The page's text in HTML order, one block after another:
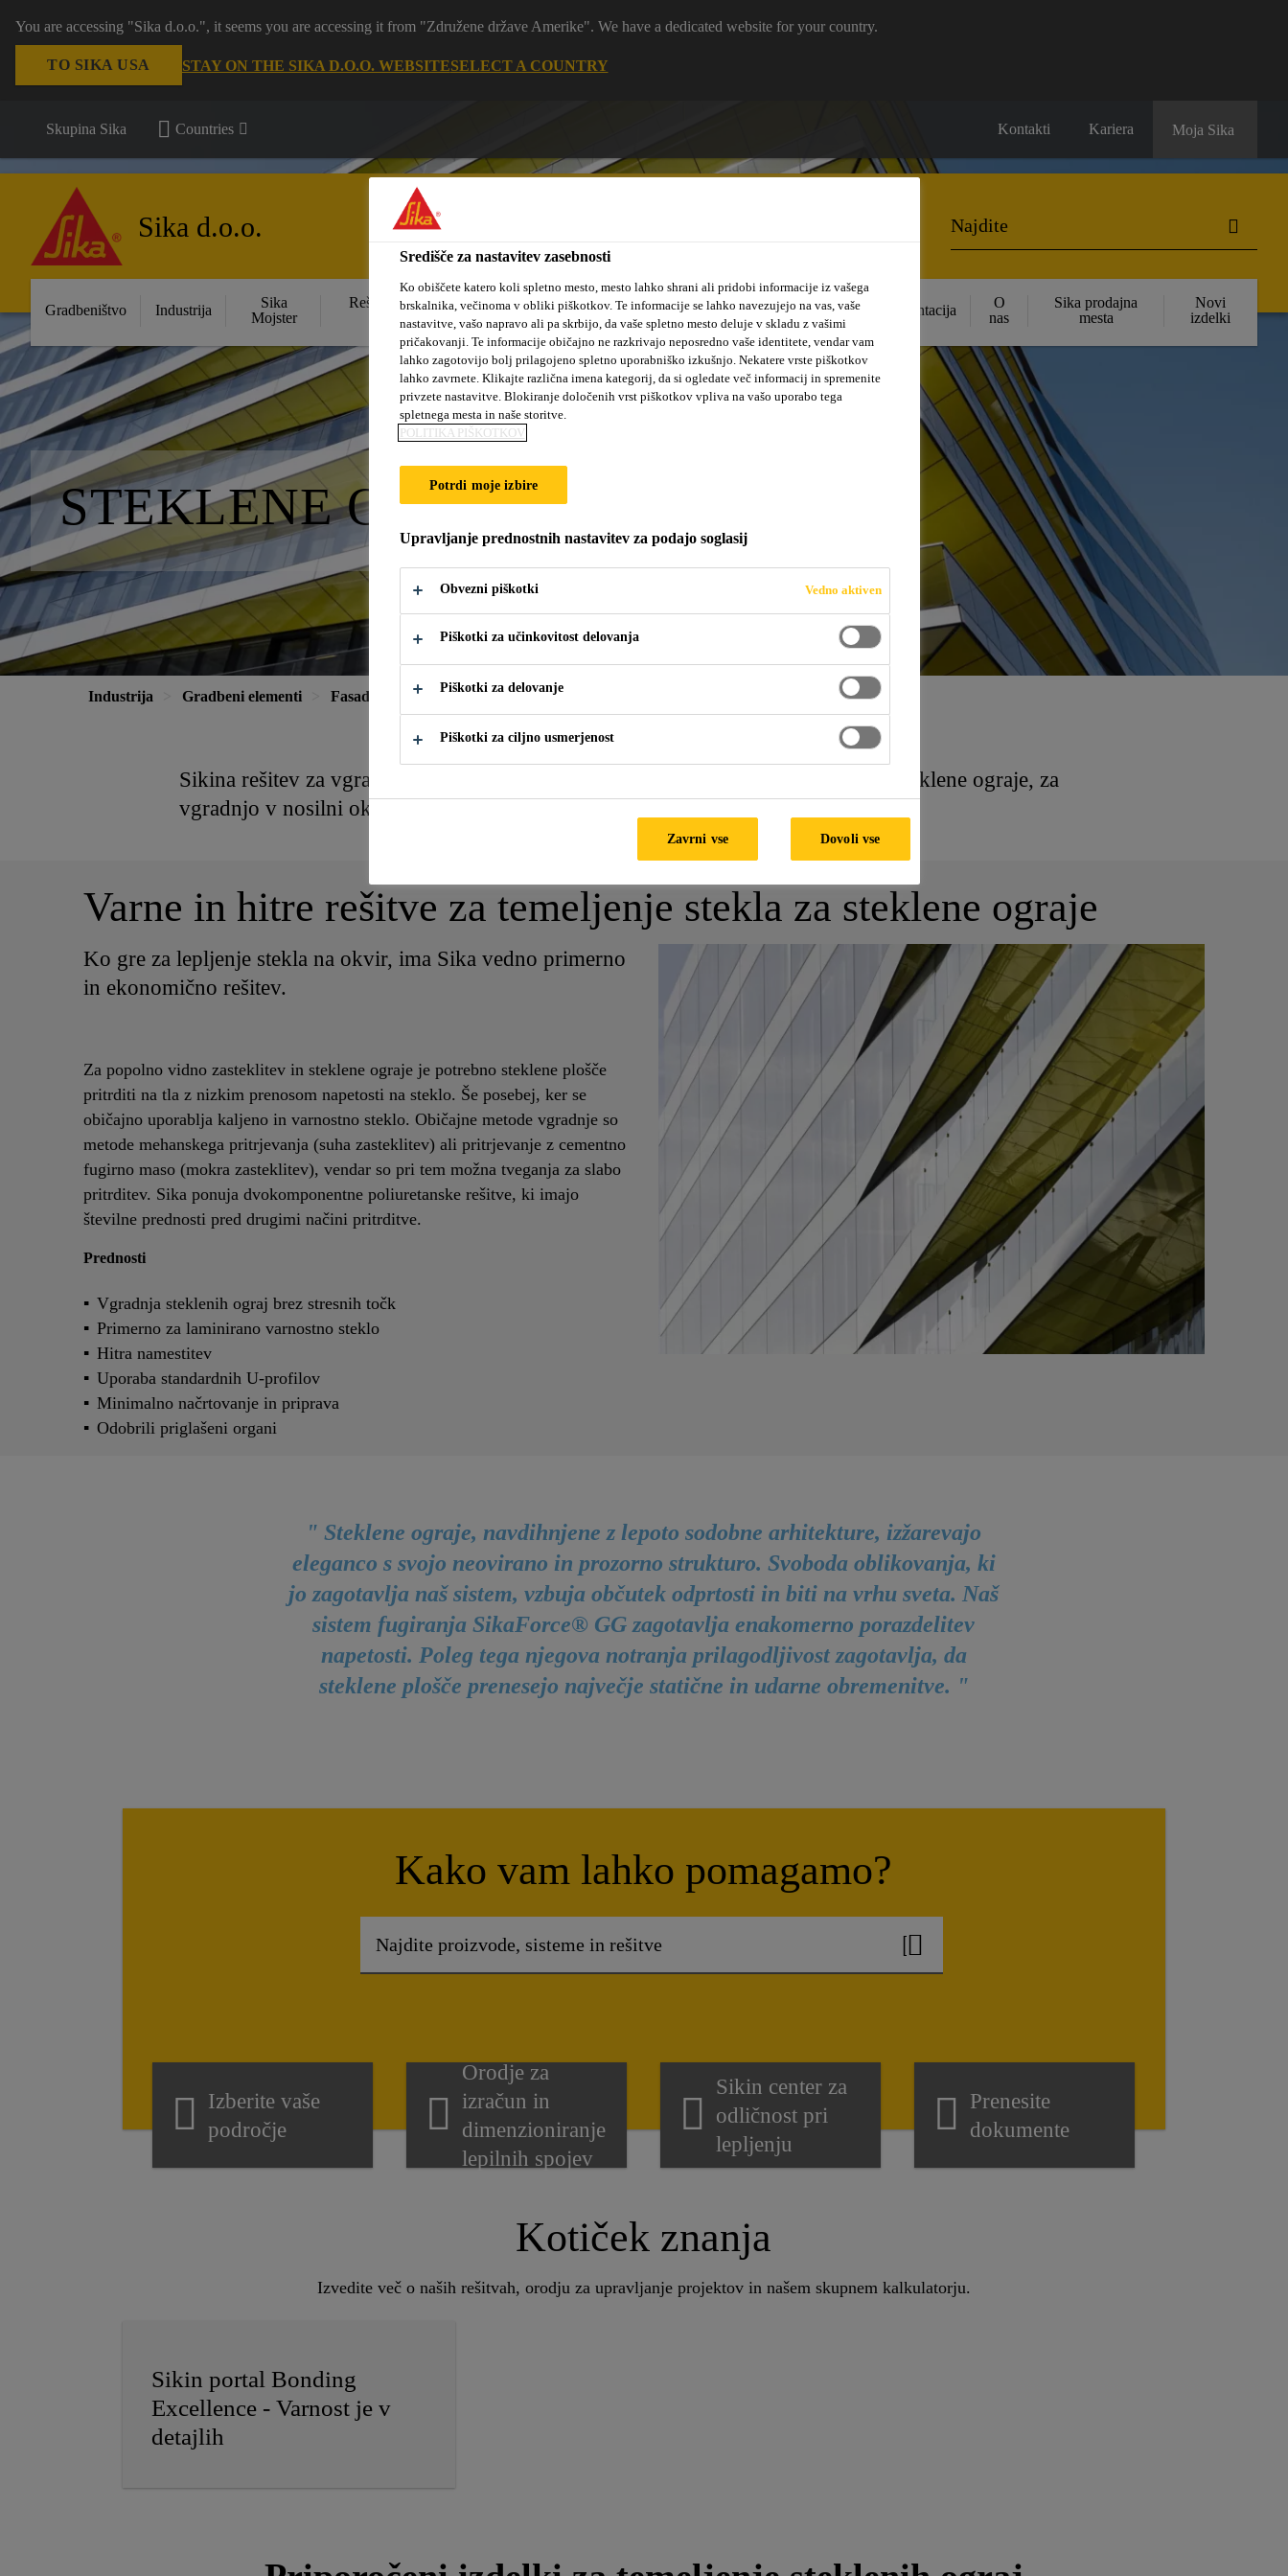
You are accessing "Sika d.o.o.", it seems you are accessing it from "Združene države Amerike". We have a dedicated website for your country.
TO SIKA USA STAY ON THE SIKA D.O.O. WEBSITESELECT A COUNTRY
Skupina Sika Countries Kontakti Kariera Moja Sika
Sika d.o.o.
Gradbeništvo Industrija
Sika
Mojster
Rešitve za stanovanjske
objekte
Sika hidroizolacijske
rešitve
Kotiček za
arhitekte
Dokumentacija
O
nas
Sika prodajna
mesta
Novi
izdelki
STEKLENE OGRAJE
Industrija Gradbeni elementi Fasade Steklene ograje
Sikina rešitev za vgradnjo steklenih ograj se uporablja za popolno zasteklitev in steklene ograje, za
vgradnjo v nosilni okvir in tako omogoča namestitev steklene plošče brez okvirja..
Varne in hitre rešitve za temeljenje stekla za steklene ograje
Ko gre za lepljenje stekla na okvir, ima Sika vedno primerno
in ekonomično rešitev.
Za popolno vidno zasteklitev in steklene ograje je potrebno steklene plošče
pritrditi na tla z nizkim prenosom napetosti na steklo. Še posebej, ker se
običajno uporablja kaljeno in varnostno steklo. Običajne metode vgradnje so
metode mehanskega pritrjevanja (suha zasteklitev) ali pritrjevanje z cementno
fugirno maso (mokra zasteklitev), vendar so pri tem možna tveganja za slabo
pritrditev. Sika ponuja dvokomponentne poliuretanske rešitve, ki imajo
številne prednosti pred drugimi načini pritrditve.
Prednosti
Vgradnja steklenih ograj brez stresnih točk
Primerno za laminirano varnostno steklo
Hitra namestitev
Uporaba standardnih U-profilov
Minimalno načrtovanje in priprava
Odobrili priglašeni organi
" Steklene ograje, navdihnjene z lepoto sodobne arhitekture, izžarevajo
eleganco s svojo neovirano in prozorno strukturo. Svoboda oblikovanja, ki
jo zagotavlja naš sistem, vzbuja občutek odprtosti in biti na vrhu sveta. Naš
sistem fugiranja SikaForce® GG zagotavlja enakomerno porazdelitev
napetosti. Poleg tega njegova notranja prilagodljivost zagotavlja, da
steklene plošče prenesejo največje statične in udarne obremenitve. "
Kako vam lahko pomagamo?
Izberite vaše
področje
Orodje za
izračun in
dimenzioniranje
lepilnih spojev
Sikin center za
odličnost pri
lepljenju
Prenesite
dokumente
Kotiček znanja
Izvedite več o naših rešitvah, orodju za upravljanje projektov in našem skupnem kalkulatorju.
Sikin portal Bonding
Excellence - Varnost je v
detajlih
Središče za nastavitev zasebnosti
Ko obiščete katero koli spletno mesto, mesto lahko shrani ali pridobi informacije iz vašega
brskalnika, večinoma v obliki piškotkov. Te informacije se lahko navezujejo na vas, vaše
nastavitve, vašo napravo ali pa skrbijo, da vaše spletno mesto deluje v skladu z vašimi
pričakovanji. Te informacije običajno ne razkrivajo neposredno vaše identitete, vendar vam
lahko zagotovijo bolj prilagojeno spletno uporabniško izkušnjo. Nekatere vrste piškotkov
lahko zavrnete. Klikajte različna imena kategorij, da si ogledate več informacij in spremenite
privzete nastavitve. Blokiranje določenih vrst piškotkov vpliva na vašo uporabo tega
spletnega mesta in naše storitve.
POLITIKA PIŠKOTKOV
Potrdi moje izbire
Upravljanje prednostnih nastavitev za podajo soglasij
Obvezni piškotki Vedno aktiven
Piškotki za učinkovitost delovanja
Piškotki za delovanje
Piškotki za ciljno usmerjenost
Zavrni vse Dovoli vse